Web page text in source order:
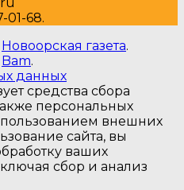
01-68.
Новоорская газета.
Bam.
данных
средства сбора
персональных
внешних
сайта, вы
ваших
сбор и анализ